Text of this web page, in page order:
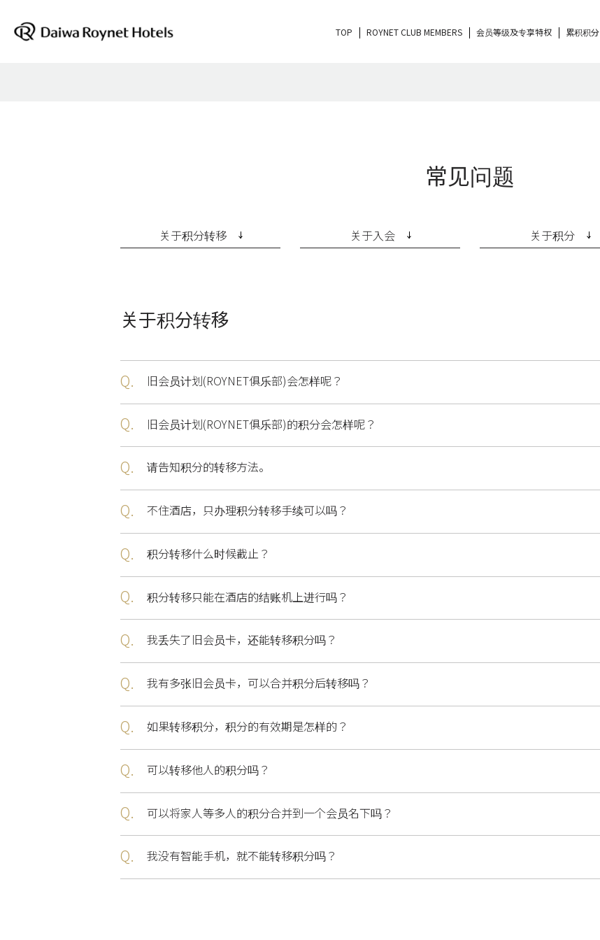
TOP ROYNET CLUB MEMBERS 会员等级及专享特权 累积积分
常见问题
关于积分转移 关于入会 关于积分
关于积分转移
Q. 旧会员计划(ROYNET俱乐部)会怎样呢？
Q. 旧会员计划(ROYNET俱乐部)的积分会怎样呢？
Q. 请告知积分的转移方法。
Q. 不住酒店，只办理积分转移手续可以吗？
Q. 积分转移什么时候截止？
Q. 积分转移只能在酒店的结账机上进行吗？
Q. 我丢失了旧会员卡，还能转移积分吗？
Q. 我有多张旧会员卡，可以合并积分后转移吗？
Q. 如果转移积分，积分的有效期是怎样的？
Q. 可以转移他人的积分吗？
Q. 可以将家人等多人的积分合并到一个会员名下吗？
Q. 我没有智能手机，就不能转移积分吗？